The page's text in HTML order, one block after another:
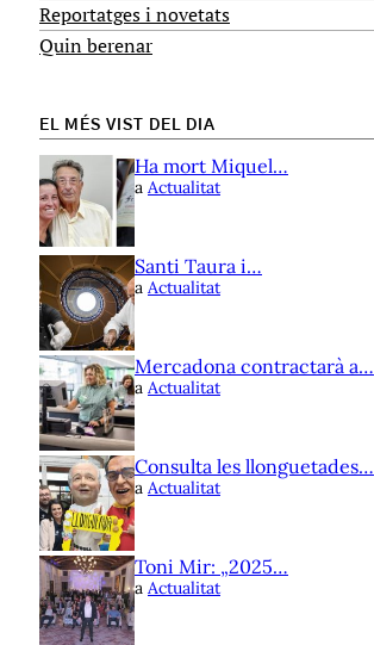
Reportatges i novetats
Quin berenar
EL MÉS VIST DEL DIA
Ha mort Miquel…
a Actualitat
Santi Taura i…
a Actualitat
Mercadona contractarà a…
a Actualitat
Consulta les llonguetades…
a Actualitat
Toni Mir: „2025…
a Actualitat